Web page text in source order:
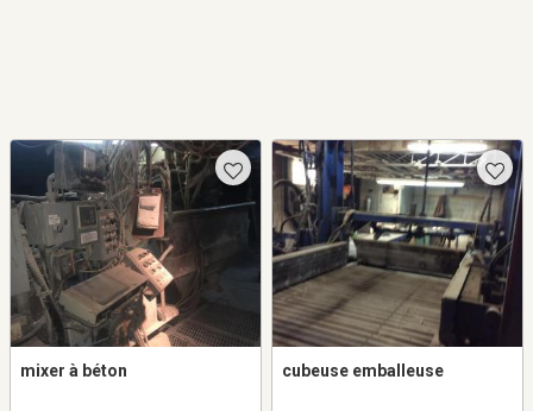
mixer à béton cubeuse emballeuse